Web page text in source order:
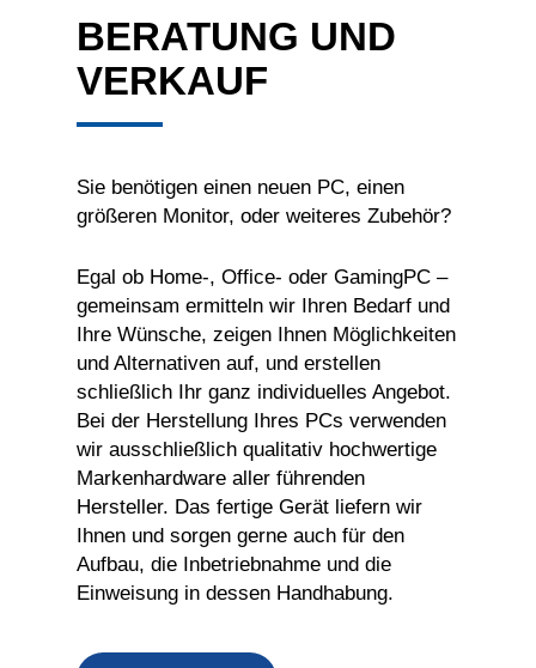
BERATUNG UND
VERKAUF
Sie benötigen einen neuen PC, einen
größeren Monitor, oder weiteres Zubehör?
Egal ob Home-, Office- oder GamingPC –
gemeinsam ermitteln wir Ihren Bedarf und
Ihre Wünsche, zeigen Ihnen Möglichkeiten
und Alternativen auf, und erstellen
schließlich Ihr ganz individuelles Angebot.
Bei der Herstellung Ihres PCs verwenden
wir ausschließlich qualitativ hochwertige
Markenhardware aller führenden
Hersteller. Das fertige Gerät liefern wir
Ihnen und sorgen gerne auch für den
Aufbau, die Inbetriebnahme und die
Einweisung in dessen Handhabung.